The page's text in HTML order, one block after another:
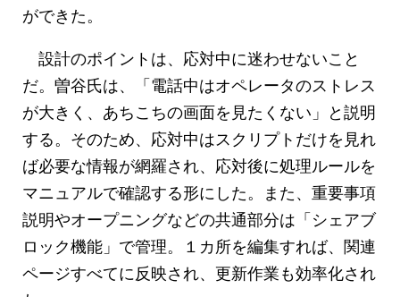
ができた。
設計のポイントは、応対中に迷わせないこと
だ。曽谷氏は、「電話中はオペレータのストレス
が大きく、あちこちの画面を見たくない」と説明
する。そのため、応対中はスクリプトだけを見れ
ば必要な情報が網羅され、応対後に処理ルールを
マニュアルで確認する形にした。また、重要事項
説明やオープニングなどの共通部分は「シェアブ
ロック機能」で管理。１カ所を編集すれば、関連
ページすべてに反映され、更新作業も効率化され